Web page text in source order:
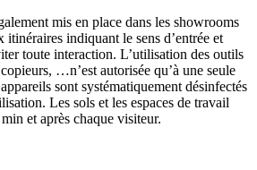
mis en place dans les showrooms
itinéraires indiquant le sens d’entrée et
toute interaction. L’utilisation des outils
…n’est autorisée qu’à une seule
sont systématiquement désinfectés
Les sols et les espaces de travail
et après chaque visiteur.